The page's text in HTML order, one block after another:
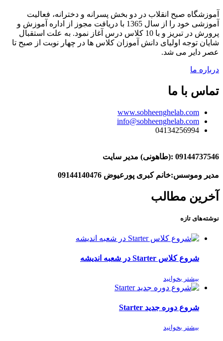
آموزشگاه صبح انقلاب در دو بخش پسرانه و دخترانه، فعالیت
آموزشی خود را از سال 1365 با دریافت مجوز از اداره آموزش و
پرورش در تبریز و با 10 کلاس درس آغاز نمود. به علت استقبال
شایان توجه اولیای دانش آموزان کلاس ها در چهار نوبت از صبح تا
عصر دایر می شد.
درباره ما
تماس با ما
www.sobheenghelab.com
info@sobheenghelab.com
04134256994
09144737546 :(طاهونی) مدیر سایت
مدیر وموسس:خانم کبری پورعیوض 09144140476
آخرین مطالب
نوشته‌های تازه
شروع کلاس Starter در شعبه اندیشه
بیشتر بخوانید
شروع دوره جدید Starter
بیشتر بخوانید